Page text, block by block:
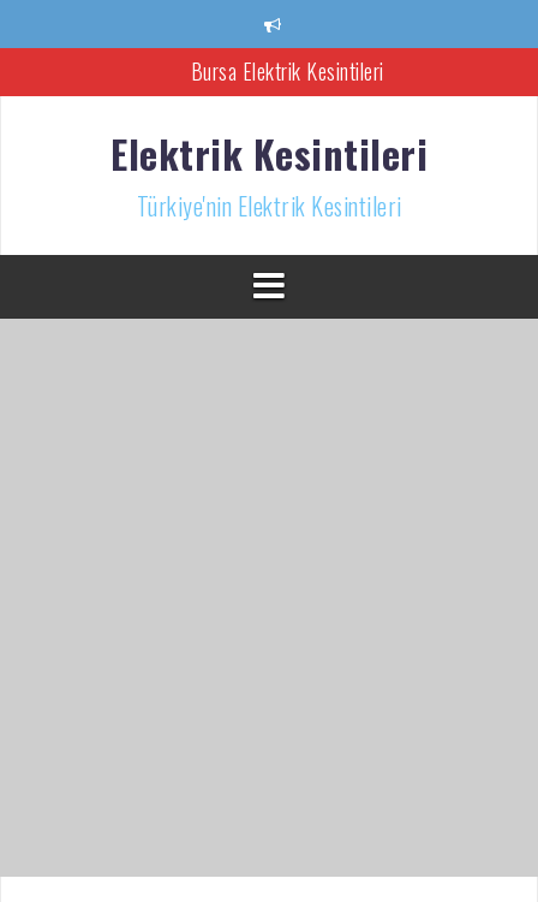
Bursa Elektrik Kesintileri
Türkiye’nin Elektrik Kesintileri Haber Kaynağı
İzmir Elektrik Kesintisi
Elektrik Kesintileri
Türkiye'nin Elektrik Kesintileri